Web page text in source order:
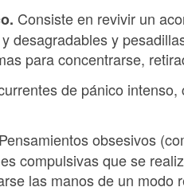
Consiste en revivir un
desagradables y
para concentrarse,
de pánico
Pensamientos obsesivos
compulsivas que se
las manos de un modo